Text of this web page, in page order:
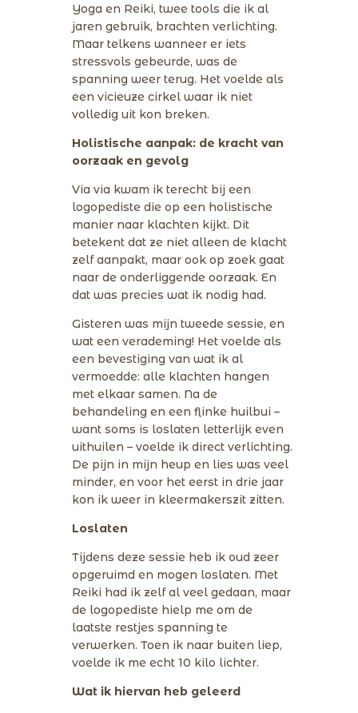
Yoga en Reiki, twee tools die ik al
jaren gebruik, brachten verlichting.
Maar telkens wanneer er iets
stressvols gebeurde, was de
spanning weer terug. Het voelde als
een vicieuze cirkel waar ik niet
volledig uit kon breken.
Holistische aanpak: de kracht van
oorzaak en gevolg
Via via kwam ik terecht bij een
logopediste die op een holistische
manier naar klachten kijkt. Dit
betekent dat ze niet alleen de klacht
zelf aanpakt, maar ook op zoek gaat
naar de onderliggende oorzaak. En
dat was precies wat ik nodig had.
Gisteren was mijn tweede sessie, en
wat een verademing! Het voelde als
een bevestiging van wat ik al
vermoedde: alle klachten hangen
met elkaar samen. Na de
behandeling en een flinke huilbui –
want soms is loslaten letterlijk even
uithuilen – voelde ik direct verlichting.
De pijn in mijn heup en lies was veel
minder, en voor het eerst in drie jaar
kon ik weer in kleermakerszit zitten.
Loslaten
Tijdens deze sessie heb ik oud zeer
opgeruimd en mogen loslaten. Met
Reiki had ik zelf al veel gedaan, maar
de logopediste hielp me om de
laatste restjes spanning te
verwerken. Toen ik naar buiten liep,
voelde ik me echt 10 kilo lichter.
Wat ik hiervan heb geleerd